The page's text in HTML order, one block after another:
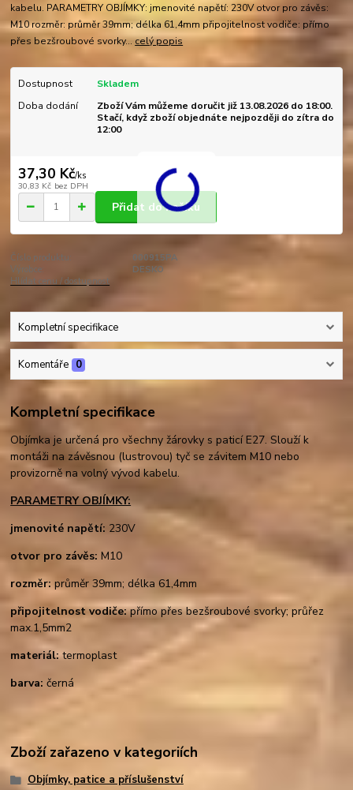
kabelu. PARAMETRY OBJÍMKY: jmenovité napětí: 230V otvor pro závěs:
M10 rozměr: průměr 39mm; délka 61,4mm připojitelnost vodiče: přímo
přes bezšroubové svorky...celý popis
Dostupnost
Skladem
Doba dodání
Zboží Vám můžeme doručit již 13.08.2026 do 18:00.
Stačí, když zboží objednáte nejpozději do zítra do
12:00
37,30 Kč/ks
30,83 Kč bez DPH
Přidat do košíku
Číslo produktu:
000915PA
Výrobce:
DESKO
Hlídat cenu / dostupnost
Kompletní specifikace
Komentáře 0
Kompletní specifikace
Objímka je určená pro všechny žárovky s paticí E27. Slouží k
montáži na závěsnou (lustrovou) tyč se závitem M10 nebo
provizorně na volný vývod kabelu.
PARAMETRY OBJÍMKY:
jmenovité napětí: 230V
otvor pro závěs:M10
rozměr: průměr 39mm; délka 61,4mm
připojitelnost vodiče:přímo přes bezšroubové svorky; průřez
max.1,5mm2
materiál:termoplast
barva:černá
Zboží zařazeno v kategoriích
Objímky, patice a příslušenství